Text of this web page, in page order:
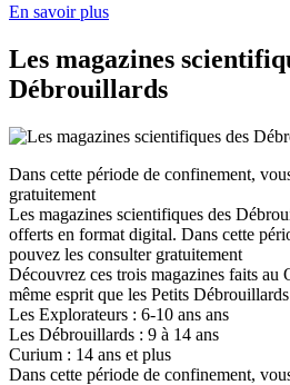
En savoir plus
Les magazines
Débrouillards
Dans cette période de confinement,
gratuitement
Les magazines scientifiques des
offerts en format digital. Dans cette
pouvez les consulter gratuitement
Découvrez ces trois magazines faits au
même esprit que les Petits
Les Explorateurs : 6-10 ans ans
Les Débrouillards : 9 à 14 ans
Curium : 14 ans et plus
Dans cette période de confinement,